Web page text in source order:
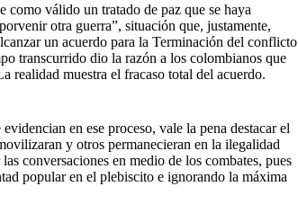
como válido un tratado de paz que se haya
otra guerra”, situación que, justamente,
un acuerdo para la Terminación del conflicto
transcurrido dio la razón a los colombianos que
realidad muestra el fracaso total del acuerdo.
en ese proceso, vale la pena destacar el
y otros permanecieran en la ilegalidad
conversaciones en medio de los combates, pues
popular en el plebiscito e ignorando la máxima